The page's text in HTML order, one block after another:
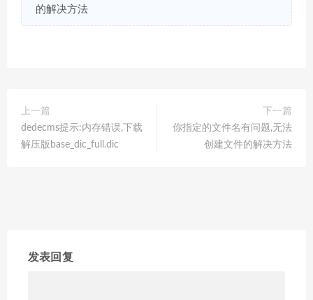
的解决方法
上一篇
dedecms提示:内存错误,下载
解压版base_dic_full.dic
下一篇
你指定的文件名有问题,无法
创建文件的解决方法
发表回复